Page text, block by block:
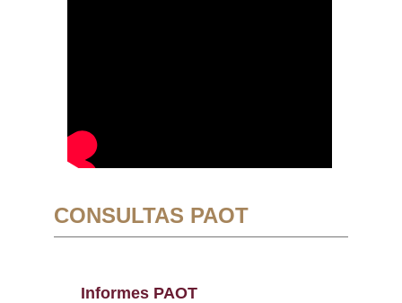
CONSULTAS PAOT
Informes PAOT